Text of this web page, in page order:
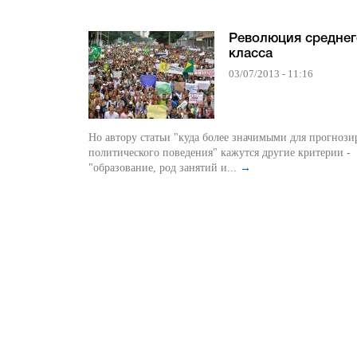
Революция
класса
03/07/2013 - 11:16
Но автору статьи "куда более значимыми для
политического поведения" кажутся другие критерии -
"образование, род занятий и... →